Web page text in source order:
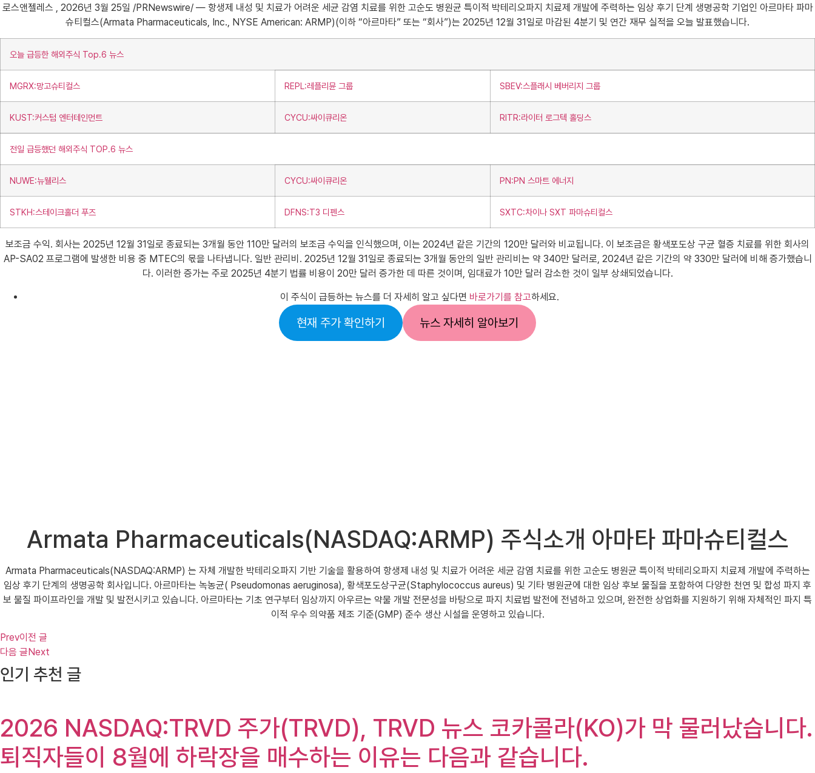
로스앤젤레스 , 2026년 3월 25일 /PRNewswire/ — 항생제 내성 및 치료가 어려운 세균 감염 치료를 위한 고순도 병원균 특이적 박테리오파지 치료제 개발에 주력하는 임상 후기 단계 생명공학 기업인 아르마타 파마
슈티컬스(Armata Pharmaceuticals, Inc., NYSE American: ARMP)(이하 “아르마타” 또는 “회사”)는 2025년 12월 31일로 마감된 4분기 및 연간 재무 실적을 오늘 발표했습니다.
오늘 급등한 해외주식 Top.6 뉴스
MGRX:망고슈티컬스 REPL:레플리뮨 그룹 SBEV:스플래시 베버리지 그룹
KUST:커스텀 엔터테인먼트 CYCU:싸이큐리온 RITR:라이터 로그텍 홀딩스
전일 급등했던 해외주식 TOP.6 뉴스
NUWE:뉴웰리스 CYCU:싸이큐리온 PN:PN 스마트 에너지
STKH:스테이크홀더 푸즈 DFNS:T3 디펜스 SXTC:차이나 SXT 파마슈티컬스
보조금 수익. 회사는 2025년 12월 31일로 종료되는 3개월 동안 110만 달러의 보조금 수익을 인식했으며, 이는 2024년 같은 기간의 120만 달러와 비교됩니다. 이 보조금은 황색포도상 구균 혈증 치료를 위한 회사의
AP-SA02 프로그램에 발생한 비용 중 MTEC의 몫을 나타냅니다. 일반 관리비. 2025년 12월 31일로 종료되는 3개월 동안의 일반 관리비는 약 340만 달러로, 2024년 같은 기간의 약 330만 달러에 비해 증가했습니
다. 이러한 증가는 주로 2025년 4분기 법률 비용이 20만 달러 증가한 데 따른 것이며, 임대료가 10만 달러 감소한 것이 일부 상쇄되었습니다.
이 주식이 급등하는 뉴스를 더 자세히 알고 싶다면 바로가기를 참고하세요.
현재 주가 확인하기 뉴스 자세히 알아보기
Armata Pharmaceuticals(NASDAQ:ARMP) 주식소개 아마타 파마슈티컬스
Armata Pharmaceuticals(NASDAQ:ARMP) 는 자체 개발한 박테리오파지 기반 기술을 활용하여 항생제 내성 및 치료가 어려운 세균 감염 치료를 위한 고순도 병원균 특이적 박테리오파지 치료제 개발에 주력하는
임상 후기 단계의 생명공학 회사입니다. 아르마타는 녹농균( Pseudomonas aeruginosa), 황색포도상구균(Staphylococcus aureus) 및 기타 병원균에 대한 임상 후보 물질을 포함하여 다양한 천연 및 합성 파지 후
보 물질 파이프라인을 개발 및 발전시키고 있습니다. 아르마타는 기초 연구부터 임상까지 아우르는 약물 개발 전문성을 바탕으로 파지 치료법 발전에 전념하고 있으며, 완전한 상업화를 지원하기 위해 자체적인 파지 특
이적 우수 의약품 제조 기준(GMP) 준수 생산 시설을 운영하고 있습니다.
Prev이전 글
다음 글 Next
인기 추천 글
2026 NASDAQ:TRVD 주가(TRVD), TRVD 뉴스 코카콜라(KO)가 막 물러났습니다.
퇴직자들이 8월에 하락장을 매수하는 이유는 다음과 같습니다.